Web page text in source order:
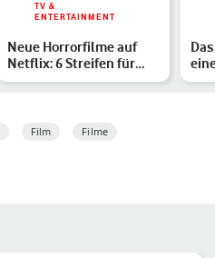
TV &
ENTERTAINMENT
Neue Horrorfilme auf
Netflix: 6 Streifen für
Deinen Gruselabend
Film Filme